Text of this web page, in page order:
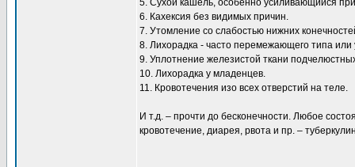
5. Сухой кашель, особенно усиливающийся
6. Кахексия без видимых причин.
7. Утомление со слабостью нижних
8. Лихорадка - часто перемежающего типа
9. Уплотнение железистой ткани
10. Лихорадка у младенцев.
11. Кровотечения изо всех отверстий на теле.
И т.д. – прочти до бесконечности. Любое
кровотечение, диарея, рвота и пр. –